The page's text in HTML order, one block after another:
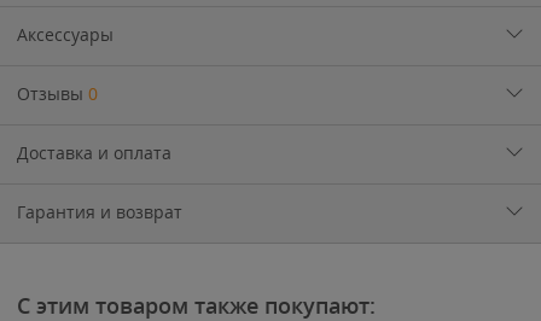
Аксессуары
Отзывы 0
Доставка и оплата
Гарантия и возврат
С этим товаром также покупают: